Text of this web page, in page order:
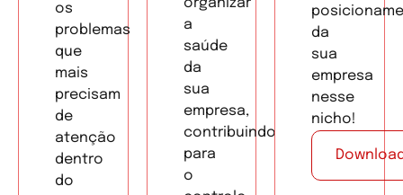
os
problemas
que
mais
precisam
de
atenção
dentro
do
organizar
a
saúde
da
sua
empresa,
contribuindo
para
o
da
sua
empresa
nesse
nicho!